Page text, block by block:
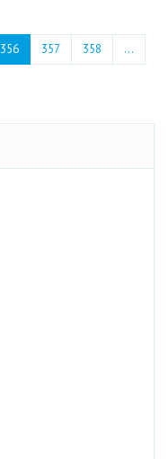
356 357 358
…